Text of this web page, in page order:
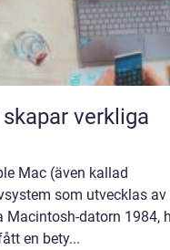
verkliga
Mac (även kallad
som utvecklas av
Macintosh-datorn 1984,
en bety...